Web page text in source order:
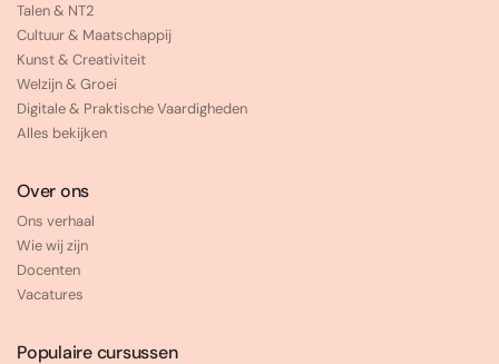
Talen & NT2
Cultuur & Maatschappij
Kunst & Creativiteit
Welzijn & Groei
Digitale & Praktische Vaardigheden
Alles bekijken
Over ons
Ons verhaal
Wie wij zijn
Docenten
Vacatures
Populaire cursussen